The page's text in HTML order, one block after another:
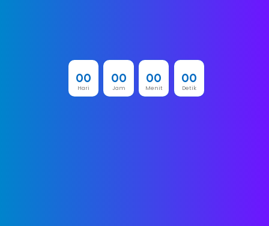
00
Hari
00
Jam
00
Menit
00
Detik